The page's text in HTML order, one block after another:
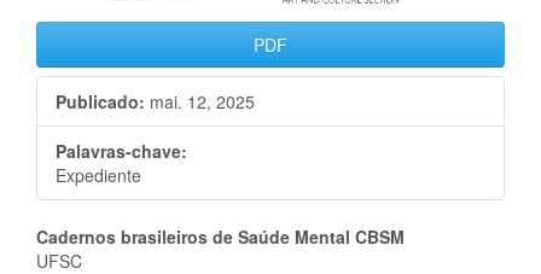
PDF
Publicado: mai. 12, 2025
Palavras-chave:
Expediente
Conteúdo
Cadernos brasileiros de Saúde Mental CBSM
UFSC